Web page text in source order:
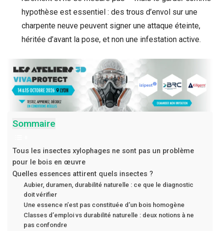
hypothèse est essentiel : des trous d’envol sur une
charpente neuve peuvent signer une attaque éteinte,
héritée d’avant la pose, et non une infestation active.
Sommaire
Tous les insectes xylophages ne sont pas un problème
pour le bois en œuvre
Quelles essences attirent quels insectes ?
Aubier, duramen, durabilité naturelle : ce que le diagnostic
doit vérifier
Une essence n’est pas constituée d’un bois homogène
Classes d’emploi vs durabilité naturelle : deux notions à ne
pas confondre